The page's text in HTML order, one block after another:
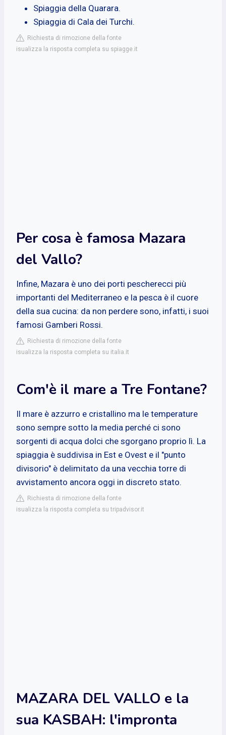
Spiaggia della Quarara.
Spiaggia di Cala dei Turchi.
Richiesta di rimozione della fonte
isualizza la risposta completa su spiagge.it
Per cosa è famosa Mazara
del Vallo?
Infine, Mazara è uno dei porti pescherecci più
importanti del Mediterraneo e la pesca è il cuore
della sua cucina: da non perdere sono, infatti, i suoi
famosi Gamberi Rossi.
Richiesta di rimozione della fonte
isualizza la risposta completa su italia.it
Com'è il mare a Tre Fontane?
Il mare è azzurro e cristallino ma le temperature
sono sempre sotto la media perché ci sono
sorgenti di acqua dolci che sgorgano proprio lì. La
spiaggia è suddivisa in Est e Ovest e il "punto
divisorio" è delimitato da una vecchia torre di
avvistamento ancora oggi in discreto stato.
Richiesta di rimozione della fonte
isualizza la risposta completa su tripadvisor.it
MAZARA DEL VALLO e la
sua KASBAH: l'impronta